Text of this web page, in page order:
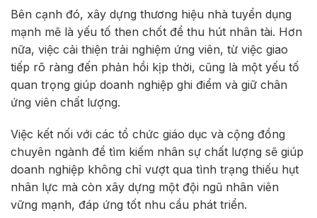
Bên cạnh đó, xây dựng thương hiệu nhà tuyển dụng
mạnh mẽ là yếu tố then chốt để thu hút nhân tài. Hơn
nữa, việc cải thiện trải nghiệm ứng viên, từ việc giao
tiếp rõ ràng đến phản hồi kịp thời, cũng là một yếu tố
quan trọng giúp doanh nghiệp ghi điểm và giữ chân
ứng viên chất lượng.
Việc kết nối với các tổ chức giáo dục và cộng đồng
chuyên ngành để tìm kiếm nhân sự chất lượng sẽ giúp
doanh nghiệp không chỉ vượt qua tình trạng thiếu hụt
nhân lực mà còn xây dựng một đội ngũ nhân viên
vững mạnh, đáp ứng tốt nhu cầu phát triển.